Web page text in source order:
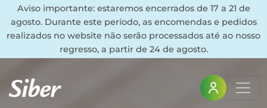
Aviso importante: estaremos encerrados de 17 a 21 de
agosto. Durante este período, as encomendas e pedidos
realizados no website não serão processados até ao nosso
regresso, a partir de 24 de agosto.